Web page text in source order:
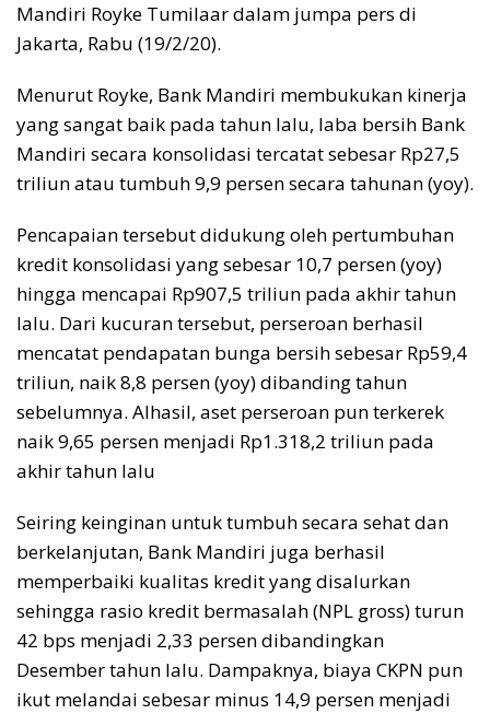
Mandiri Royke Tumilaar dalam jumpa pers di
Jakarta, Rabu (19/2/20).
Menurut Royke, Bank Mandiri membukukan kinerja
yang sangat baik pada tahun lalu, laba bersih Bank
Mandiri secara konsolidasi tercatat sebesar Rp27,5
triliun atau tumbuh 9,9 persen secara tahunan (yoy).
Pencapaian tersebut didukung oleh pertumbuhan
kredit konsolidasi yang sebesar 10,7 persen (yoy)
hingga mencapai Rp907,5 triliun pada akhir tahun
lalu. Dari kucuran tersebut, perseroan berhasil
mencatat pendapatan bunga bersih sebesar Rp59,4
triliun, naik 8,8 persen (yoy) dibanding tahun
sebelumnya. Alhasil, aset perseroan pun terkerek
naik 9,65 persen menjadi Rp1.318,2 triliun pada
akhir tahun lalu
Seiring keinginan untuk tumbuh secara sehat dan
berkelanjutan, Bank Mandiri juga berhasil
memperbaiki kualitas kredit yang disalurkan
sehingga rasio kredit bermasalah (NPL gross) turun
42 bps menjadi 2,33 persen dibandingkan
Desember tahun lalu. Dampaknya, biaya CKPN pun
ikut melandai sebesar minus 14,9 persen menjadi